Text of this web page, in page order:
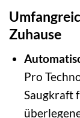
Zuhause
Pro
Saugkraft